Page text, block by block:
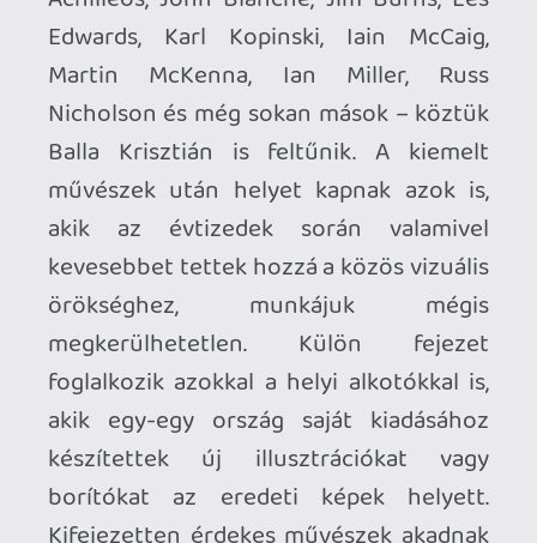
És milyen jó, hogy mindez most magyarul
is hozzáférhető. Mert ezek a könyvek,
ezek a képek és ezek a szörnyek igenis
megérdemlik, hogy újra ott legyenek a
polcokon. Hogy egy új olvasó is
megtudja: néha a legjobb játék nem egy
kontroller bekapcsolásával kezdődik,
hanem azzal, hogy felírod egy papírra:
Ügyesség, Életerő, Szerencse.
Aztán lapozol. És természetesen bemész